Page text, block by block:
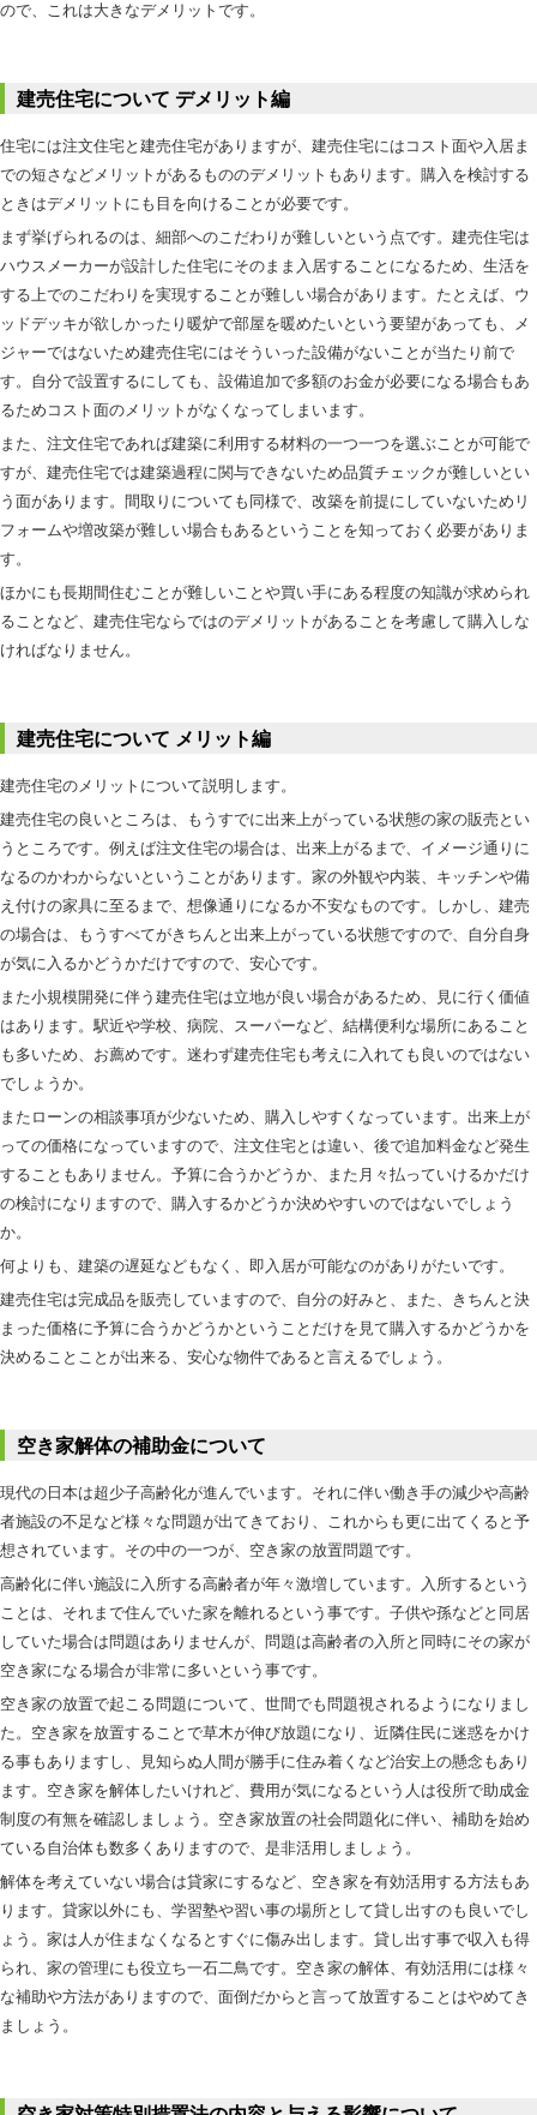
ので、これは大きなデメリットです。
建売住宅について デメリット編
住宅には注文住宅と建売住宅がありますが、建売住宅にはコスト面や入居ま
での短さなどメリットがあるもののデメリットもあります。購入を検討する
ときはデメリットにも目を向けることが必要です。
まず挙げられるのは、細部へのこだわりが難しいという点です。建売住宅は
ハウスメーカーが設計した住宅にそのまま入居することになるため、生活を
する上でのこだわりを実現することが難しい場合があります。たとえば、ウ
ッドデッキが欲しかったり暖炉で部屋を暖めたいという要望があっても、メ
ジャーではないため建売住宅にはそういった設備がないことが当たり前で
す。自分で設置するにしても、設備追加で多額のお金が必要になる場合もあ
るためコスト面のメリットがなくなってしまいます。
また、注文住宅であれば建築に利用する材料の一つ一つを選ぶことが可能で
すが、建売住宅では建築過程に関与できないため品質チェックが難しいとい
う面があります。間取りについても同様で、改築を前提にしていないためリ
フォームや増改築が難しい場合もあるということを知っておく必要がありま
す。
ほかにも長期間住むことが難しいことや買い手にある程度の知識が求められ
ることなど、建売住宅ならではのデメリットがあることを考慮して購入しな
ければなりません。
建売住宅について メリット編
建売住宅のメリットについて説明します。
建売住宅の良いところは、もうすでに出来上がっている状態の家の販売とい
うところです。例えば注文住宅の場合は、出来上がるまで、イメージ通りに
なるのかわからないということがあります。家の外観や内装、キッチンや備
え付けの家具に至るまで、想像通りになるか不安なものです。しかし、建売
の場合は、もうすべてがきちんと出来上がっている状態ですので、自分自身
が気に入るかどうかだけですので、安心です。
また小規模開発に伴う建売住宅は立地が良い場合があるため、見に行く価値
はあります。駅近や学校、病院、スーパーなど、結構便利な場所にあること
も多いため、お薦めです。迷わず建売住宅も考えに入れても良いのではない
でしょうか。
またローンの相談事項が少ないため、購入しやすくなっています。出来上が
っての価格になっていますので、注文住宅とは違い、後で追加料金など発生
することもありません。予算に合うかどうか、また月々払っていけるかだけ
の検討になりますので、購入するかどうか決めやすいのではないでしょう
か。
何よりも、建築の遅延などもなく、即入居が可能なのがありがたいです。
建売住宅は完成品を販売していますので、自分の好みと、また、きちんと決
まった価格に予算に合うかどうかということだけを見て購入するかどうかを
決めることことが出来る、安心な物件であると言えるでしょう。
空き家解体の補助金について
現代の日本は超少子高齢化が進んでいます。それに伴い働き手の減少や高齢
者施設の不足など様々な問題が出てきており、これからも更に出てくると予
想されています。その中の一つが、空き家の放置問題です。
高齢化に伴い施設に入所する高齢者が年々激増しています。入所するという
ことは、それまで住んでいた家を離れるという事です。子供や孫などと同居
していた場合は問題はありませんが、問題は高齢者の入所と同時にその家が
空き家になる場合が非常に多いという事です。
空き家の放置で起こる問題について、世間でも問題視されるようになりまし
た。空き家を放置することで草木が伸び放題になり、近隣住民に迷惑をかけ
る事もありますし、見知らぬ人間が勝手に住み着くなど治安上の懸念もあり
ます。空き家を解体したいけれど、費用が気になるという人は役所で助成金
制度の有無を確認しましょう。空き家放置の社会問題化に伴い、補助を始め
ている自治体も数多くありますので、是非活用しましょう。
解体を考えていない場合は貸家にするなど、空き家を有効活用する方法もあ
ります。貸家以外にも、学習塾や習い事の場所として貸し出すのも良いでし
ょう。家は人が住まなくなるとすぐに傷み出します。貸し出す事で収入も得
られ、家の管理にも役立ち一石二鳥です。空き家の解体、有効活用には様々
な補助や方法がありますので、面倒だからと言って放置することはやめてき
ましょう。